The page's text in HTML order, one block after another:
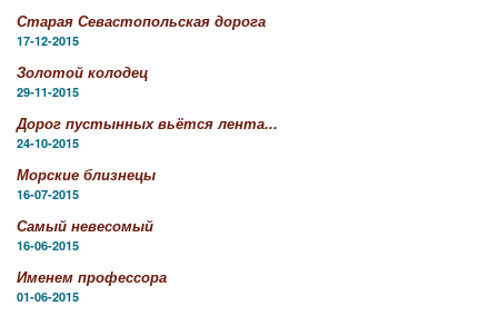
Старая Севастопольская дорога
17-12-2015
Золотой колодец
29-11-2015
Дорог пустынных вьётся лента...
24-10-2015
Морские близнецы
16-07-2015
Самый невесомый
16-06-2015
Именем профессора
01-06-2015